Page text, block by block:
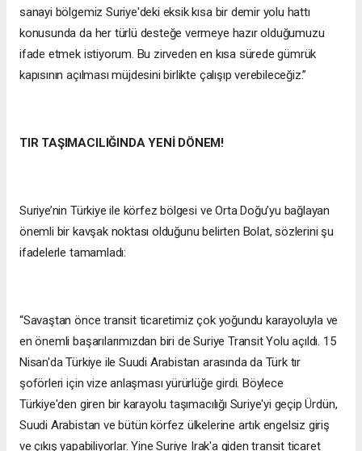
sanayi bölgemiz Suriye'deki eksik kısa bir demir yolu hattı
konusunda da her türlü desteğe vermeye hazır olduğumuzu
ifade etmek istiyorum. Bu zirveden en kısa sürede gümrük
kapısının açılması müjdesini birlikte çalışıp verebileceğiz.”
TIR TAŞIMACILIĞINDA YENİ DÖNEM!
Suriye’nin Türkiye ile körfez bölgesi ve Orta Doğu’yu bağlayan
önemli bir kavşak noktası olduğunu belirten Bolat, sözlerini şu
ifadelerle tamamladı:
“Savaştan önce transit ticaretimiz çok yoğundu karayoluyla ve
en önemli başarılarımızdan biri de Suriye Transit Yolu açıldı. 15
Nisan'da Türkiye ile Suudi Arabistan arasında da Türk tır
şoförleri için vize anlaşması yürürlüğe girdi. Böylece
Türkiye'den giren bir karayolu taşımacılığı Suriye'yi geçip Ürdün,
Suudi Arabistan ve bütün körfez ülkelerine artık engelsiz giriş
ve çıkış yapabiliyorlar. Yine Suriye Irak'a giden transit ticaret